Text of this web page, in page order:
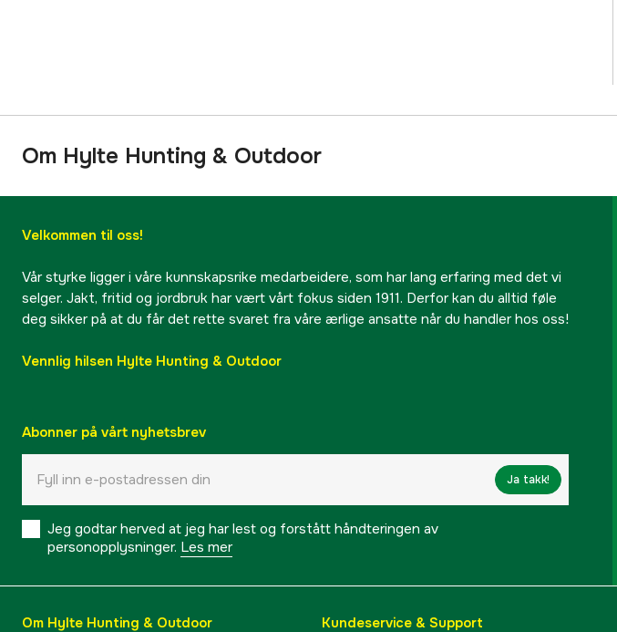
Om Hylte Hunting & Outdoor
Velkommen til oss!
Vår styrke ligger i våre kunnskapsrike medarbeidere, som har lang erfaring med det vi
selger. Jakt, fritid og jordbruk har vært vårt fokus siden 1911. Derfor kan du alltid føle
deg sikker på at du får det rette svaret fra våre ærlige ansatte når du handler hos oss!
Vennlig hilsen Hylte Hunting & Outdoor
Abonner på vårt nyhetsbrev
Ja takk!
Jeg godtar herved at jeg har lest og forstått håndteringen av
personopplysninger. Les mer
Om Hylte Hunting & Outdoor Kundeservice & Support